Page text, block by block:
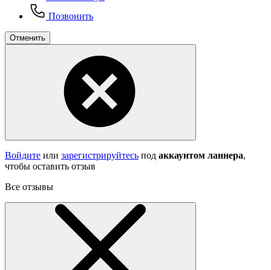
Позвонить
Отменить
Войдите или зарегистрируйтесь под аккаунтом ланнера,
чтобы оставить отзыв
Все отзывы